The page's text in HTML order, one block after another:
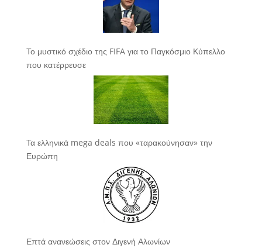
Το μυστικό σχέδιο της FIFA για το Παγκόσμιο Κύπελλο
που κατέρρευσε
Τα ελληνικά mega deals που «ταρακούνησαν» την
Ευρώπη
Επτά ανανεώσεις στον Διγενή Αλωνίων